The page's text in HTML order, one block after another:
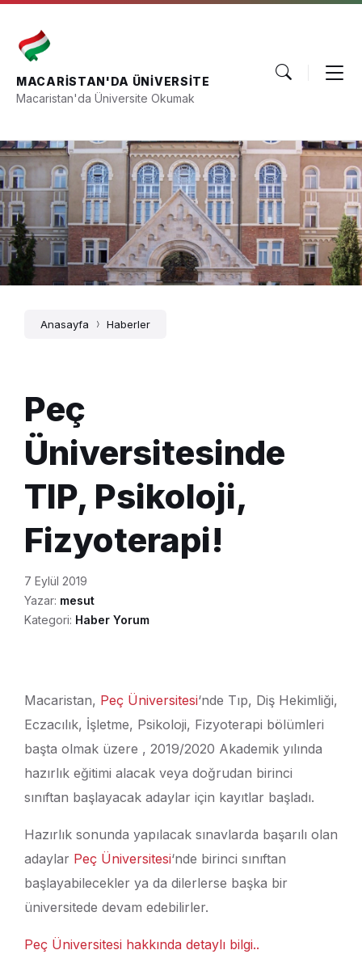
Skip
content
Skip
main
navigation
Skip
footer
MACARISTAN'DA ÜNIVERSITE
Macaristan'da Üniversite Okumak
Anasayfa Haberler
Peç
Üniversitesinde
TIP, Psikoloji,
Fizyoterapi!
7 Eylül 2019
Yazar: mesut
Kategori: Haber Yorum
Macaristan, Peç Üniversitesi‘nde Tıp, Diş Hekimliği,
Eczacılık, İşletme, Psikoloji, Fizyoterapi bölümleri
başta olmak üzere , 2019/2020 Akademik yılında
hazırlık eğitimi alacak veya doğrudan birinci
sınıftan başlayacak adaylar için kayıtlar başladı.
Hazırlık sonunda yapılacak sınavlarda başarılı olan
adaylar Peç Üniversitesi‘nde birinci sınıftan
başlayabilecekler ya da dilerlerse başka bir
üniversitede devam edebilirler.
Peç Üniversitesi hakkında detaylı bilgi..